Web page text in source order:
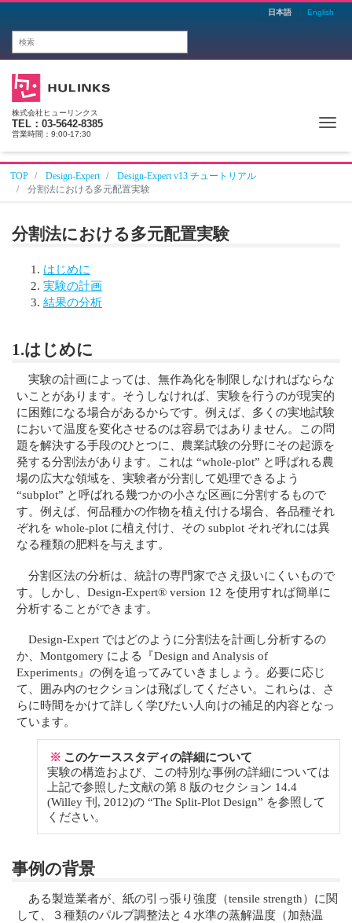
日本語 English
株式会社ヒューリンクス
TEL：03-5642-8385
営業時間：9:00-17:30
TOP Design-Expert
Design-Expert v13 チュートリアル
分割法における多元配置実験
分割法における多元配置実験
はじめに
実験の計画
結果の分析
1.はじめに
実験の計画によっては、無作為化を制限しなければならな
いことがあります。そうしなければ、実験を行うのが現実的
に困難になる場合があるからです。例えば、多くの実地試験
において温度を変化させるのは容易ではありません。この問
題を解決する手段のひとつに、農業試験の分野にその起源を
発する分割法があります。これは “whole-plot” と呼ばれる農
場の広大な領域を、実験者が分割して処理できるよう
“subplot” と呼ばれる幾つかの小さな区画に分割するもので
す。例えば、何品種かの作物を植え付ける場合、各品種それ
ぞれを whole-plot に植え付け、その subplot それぞれには異
なる種類の肥料を与えます。
分割区法の分析は、統計の専門家でさえ扱いにくいもので
す。しかし、Design-Expert® version 12 を使用すれば簡単に
分析することができます。
Design-Expert ではどのように分割法を計画し分析するの
か、Montgomery による『Design and Analysis of
Experiments』の例を追ってみていきましょう。必要に応じ
て、囲み内のセクションは飛ばしてください。これらは、さ
らに時間をかけて詳しく学びたい人向けの補足的内容となっ
ています。
※ このケーススタディの詳細について
実験の構造および、この特別な事例の詳細については
上記で参照した文献の第 8 版のセクション 14.4
(Willey 刊, 2012)の “The Split-Plot Design” を参照して
ください。
事例の背景
ある製造業者が、紙の引っ張り強度（tensile strength）に関
して、３種類のパルプ調整法と４水準の蒸解温度（加熱温